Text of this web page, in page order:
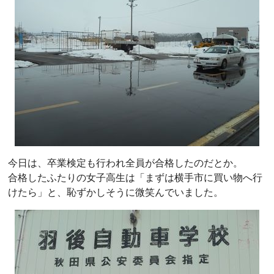
今日は、卒業検定も行われ全員が合格したのだとか。
合格したふたりの女子高生は「まずは横手市に買い物へ行
けたら」と、恥ずかしそうに微笑んでいました。